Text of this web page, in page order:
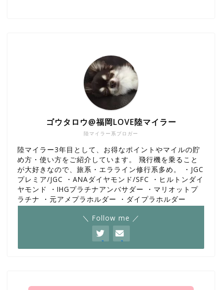
陸マイラー系ブロガー
ゴウタロウ@福岡LOVE陸マイラー
陸マイラー3年目として、お得なポイントやマイルの貯
め方・使い方をご紹介しています。 飛行機を乗ること
が大好きなので、旅系・エラライン修行系多め。 ・JGC
プレミア/JGC ・ANAダイヤモンド/SFC ・ヒルトンダイ
ヤモンド ・IHGプラチナアンバサダー ・マリオットプ
ラチナ ・元アメプラホルダー ・ダイプラホルダー
＼ Follow me ／